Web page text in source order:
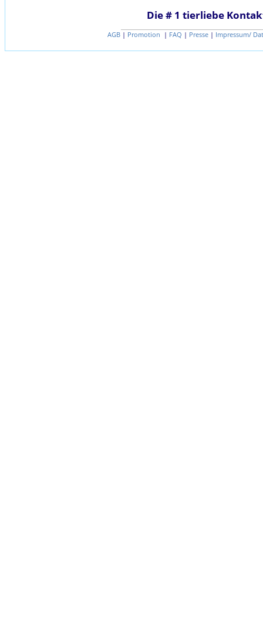
Die # 1 tierliebe
AGB | Promotion | FAQ | Presse | Impressum/